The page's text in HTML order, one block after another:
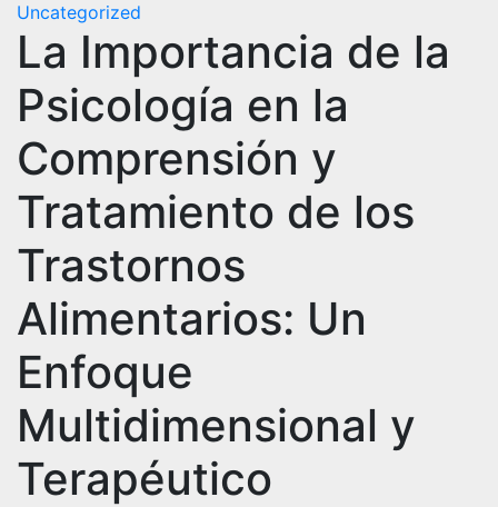
Uncategorized
La Importancia de la
Psicología en la
Comprensión y
Tratamiento de los
Trastornos
Alimentarios: Un
Enfoque
Multidimensional y
Terapéutico